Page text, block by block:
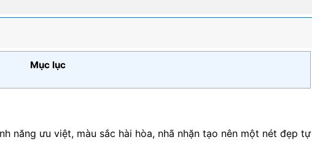
sao
Mục lục
năng ưu việt, màu sắc hài hòa, nhã nhặn tạo nên một nét đẹp tự